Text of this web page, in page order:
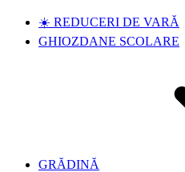
☀️ REDUCERI DE VARĂ
GHIOZDANE SCOLARE
GRĂDINĂ